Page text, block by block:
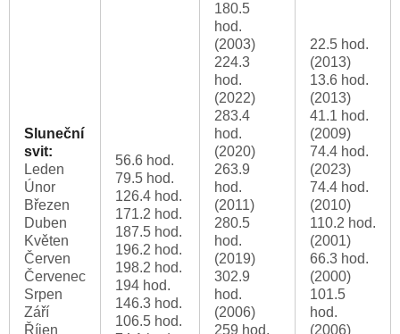
Sluneční
svit:
Leden
Únor
Březen
Duben
Květen
Červen
Červenec
Srpen
Září
Říjen
56.6 hod.
79.5 hod.
126.4 hod.
171.2 hod.
187.5 hod.
196.2 hod.
198.2 hod.
194 hod.
146.3 hod.
106.5 hod.
180.5
hod.
(2003)
224.3
hod.
(2022)
283.4
hod.
(2020)
263.9
hod.
(2011)
280.5
hod.
(2019)
302.9
hod.
(2006)
259 hod.
22.5 hod.
(2013)
13.6 hod.
(2013)
41.1 hod.
(2009)
74.4 hod.
(2023)
74.4 hod.
(2010)
110.2 hod.
(2001)
66.3 hod.
(2000)
101.5
hod.
(2006)